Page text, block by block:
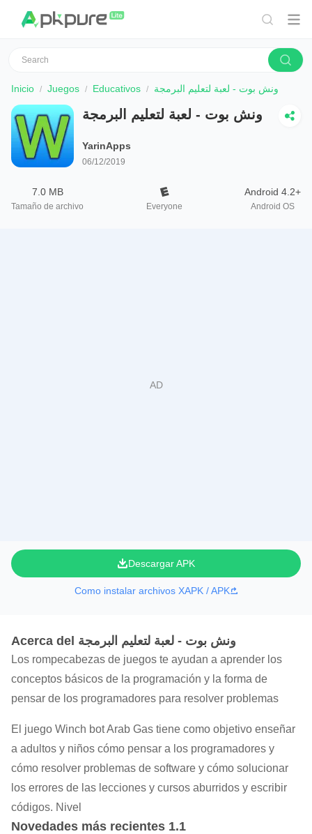
Inicio Juegos Educativos ونش بوت - لعبة لتعليم البرمجة
ونش بوت - لعبة لتعليم البرمجة
YarinApps
06/12/2019
7.0 MB
Tamaño de archivo Everyone
Android 4.2+
Android OS
Descargar APK
Como instalar archivos XAPK / APK
Acerca del ونش بوت - لعبة لتعليم البرمجة
Los rompecabezas de juegos te ayudan a aprender los
conceptos básicos de la programación y la forma de
pensar de los programadores para resolver problemas
El juego Winch bot Arab Gas tiene como objetivo enseñar
a adultos y niños cómo pensar a los programadores y
cómo resolver problemas de software y cómo solucionar
los errores de las lecciones y cursos aburridos y escribir
códigos. Nivel
Novedades más recientes 1.1